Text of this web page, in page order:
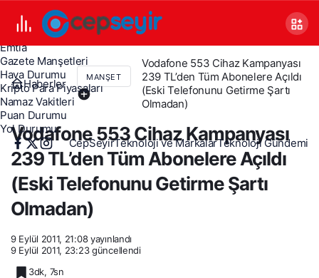
Covid 19
Döviz Kurları
Emtia
Gazete Manşetleri
Hava Durumu
Kripto Para Piyasaları
Namaz Vakitleri
Puan Durumu
Yol Durumu
CepSeyirTeknoloji ve MarkalarTeknoloji Gündemi
Haberler MANŞET
Vodafone 553 Cihaz Kampanyası
239 TL’den Tüm Abonelere Açıldı
(Eski Telefonunu Getirme Şartı
Olmadan)
Vodafone 553 Cihaz Kampanyası
239 TL’den Tüm Abonelere Açıldı
(Eski Telefonunu Getirme Şartı
Olmadan)
9 Eylül 2011, 21:08yayınlandı
9 Eylül 2011, 23:23güncellendi
3dk, 7sn